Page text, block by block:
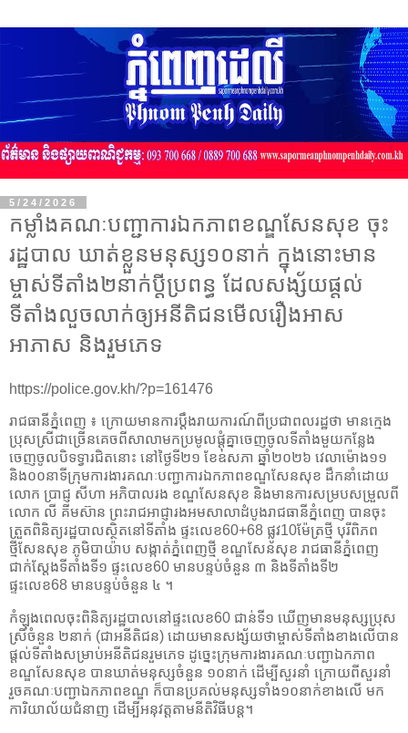
5/24/2026
កម្លាំងគណៈបញ្ជាការឯកភាពខណ្ឌសែនសុខ ចុះ
រដ្ឋបាល ឃាត់ខ្លួនមនុស្ស១០នាក់ ក្នុងនោះមាន
ម្ចាស់ទីតាំង២នាក់ប្តីប្រពន្ធ ដែលសង្ស័យផ្តល់
ទីតាំងលួចលាក់ឲ្យអនីតិជនមើលរឿងអាស
អាភាស និងរួមភេទ
https://police.gov.kh/?p=161476
រាជធានីភ្នំពេញ ៖ ក្រោយមានការប្តឹងរាយការណ៍ពីប្រជាពលរដ្ឋថា មានក្មេង
ប្រុសស្រីជាច្រើនគេចពីសាលាមកប្រមូលផ្តុំគ្នាចេញចូលទីតាំងមួយកន្លែង
ចេញចូលបិទទ្វារជិតនោះ នៅថ្ងៃទី២១ ខែឧសភា ឆ្នាំ២០២៦ វេលាម៉ោង១១
និង០០នាទីក្រុមការងារគណៈបញ្ជាការឯកភាពខណ្ឌសែនសុខ ដឹកនាំដោយ
លោក ប្រាជ្ញ សីហា អភិបាលរង ខណ្ឌសែនសុខ និងមានការសម្របសម្រួលពី
លោក លី គីមស៊ាន ព្រះរាជអាជ្ញារងអមសាលាដំបូងរាជធានីភ្នំពេញ បានចុះ
ត្រួតពិនិត្យរដ្ឋបាលស្ថិតនៅទីតាំង ផ្ទះលេខ60+68 ផ្លូវ10ម៉ែត្រថ្មី បុរីពិភព
ថ្មីសែនសុខ ភូមិបាយ៉ាប សង្កាត់ភ្នំពេញថ្មី ខណ្ឌសែនសុខ រាជធានីភ្នំពេញ
ជាក់ស្តែងទីតាំងទី១ ផ្ទះលេខ60 មានបន្ទប់ចំនួន ៣ និងទីតាំងទី២
ផ្ទះលេខ68 មានបន្ទប់ចំនួន ៤ ។
កំឡុងពេលចុះពិនិត្យរដ្ឋបាលនៅផ្ទះលេខ60 ជាន់ទី១ ឃើញមានមនុស្សប្រុស
ស្រីចំនួន ២នាក់ (ជាអនីតិជន) ដោយមានសង្ស័យថាម្ចាស់ទីតាំងខាងលើបាន
ផ្តល់ទីតាំងសម្រាប់អនីតិជនរួមភេទ ដូច្នេះក្រុមការងារគណៈបញ្ជាឯកភាព
ខណ្ឌសែនសុខ បានឃាត់មនុស្សចំនួន ១០នាក់ ដើម្បីសួរនាំ ក្រោយពីសួរនាំ
រួចគណៈបញ្ជាឯកភាពខណ្ឌ ក៏បានប្រគល់មនុស្សទាំង១០នាក់ខាងលើ មក
ការិយាល័យជំនាញ ដើម្បីអនុវត្តតាមនីតិវិធីបន្ត។